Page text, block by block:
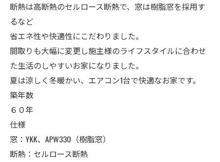
断熱は高断熱のセルロース断熱で、窓は樹脂窓を採用す
るなど
省エネ性や快適性にこだわりました。
間取りも大幅に変更し施主様のライフスタイルに合わせ
た生活のしやすいお家になりました。
夏は涼しく冬暖かい、エアコン1台で快適なお家です。
築年数
６０年
仕様
窓：YKK、APW330（樹脂窓）
断熱：セルロース断熱